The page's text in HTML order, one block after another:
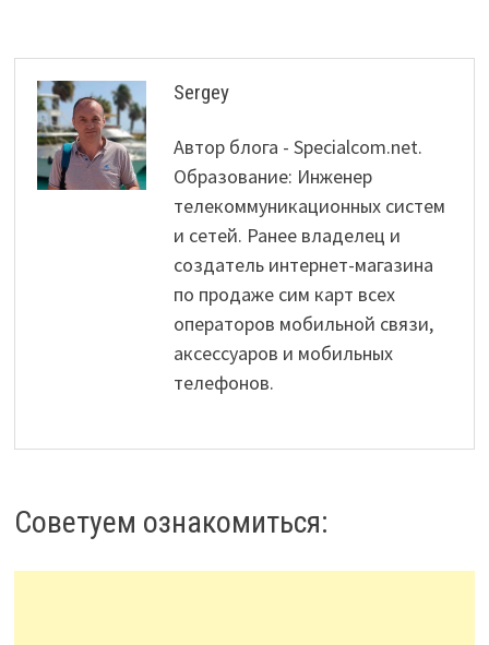
Sergey
Автор блога - Specialcom.net.
Образование: Инженер
телекоммуникационных систем
и сетей. Ранее владелец и
создатель интернет-магазина
по продаже сим карт всех
операторов мобильной связи,
аксессуаров и мобильных
телефонов.
Советуем ознакомиться: